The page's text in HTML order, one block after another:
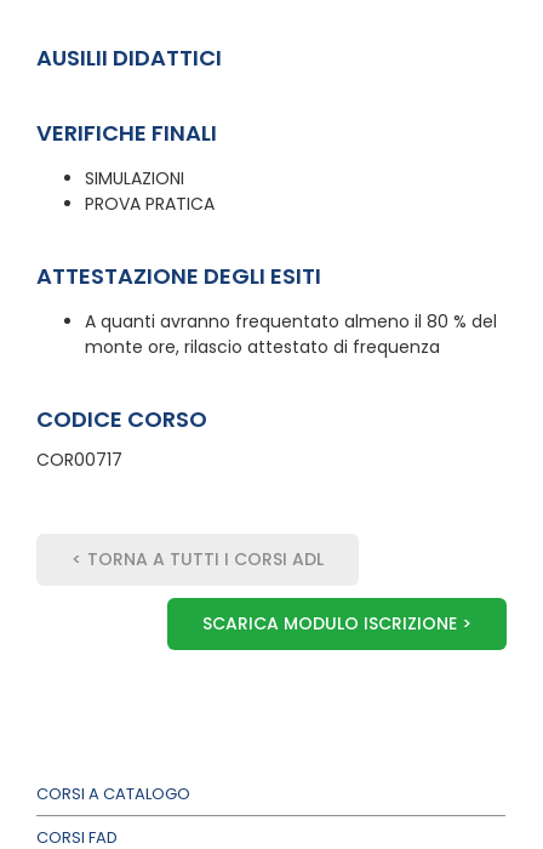
CORSI A CATALOGO
CORSI FAD
AUSILII DIDATTICI
VERIFICHE FINALI
SIMULAZIONI
PROVA PRATICA
ATTESTAZIONE DEGLI ESITI
A quanti avranno frequentato almeno il 80 % del
monte ore, rilascio attestato di frequenza
CODICE CORSO
COR00717
< TORNA A TUTTI I CORSI ADL
SCARICA MODULO ISCRIZIONE >